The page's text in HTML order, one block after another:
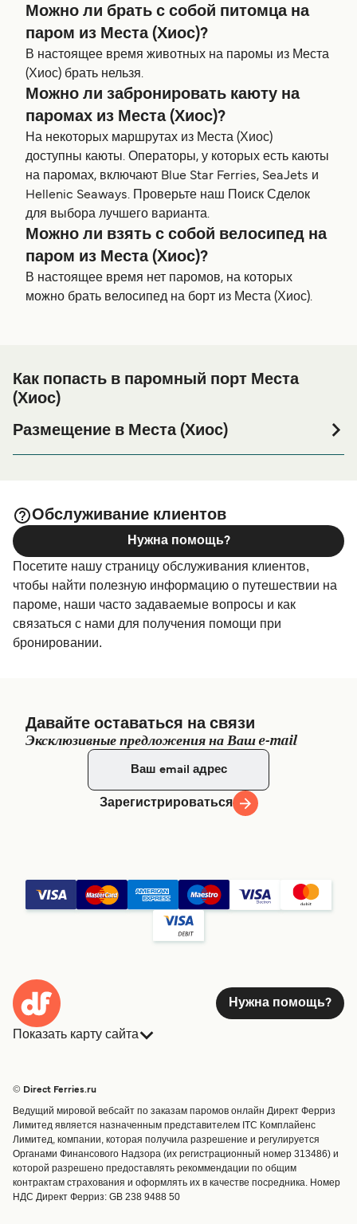
Можно ли брать с собой питомца на
паром из Места (Хиос)?
В настоящее время животных на паромы из Места
(Хиос) брать нельзя.
Можно ли забронировать каюту на
паромах из Места (Хиос)?
На некоторых маршрутах из Места (Хиос)
доступны каюты. Операторы, у которых есть каюты
на паромах, включают Blue Star Ferries, SeaJets и
Hellenic Seaways. Проверьте наш Поиск Сделок
для выбора лучшего варианта.
Можно ли взять с собой велосипед на
паром из Места (Хиос)?
В настоящее время нет паромов, на которых
можно брать велосипед на борт из Места (Хиос).
Как попасть в паромный порт Места
(Хиос)
Размещение в Места (Хиос)
весь период поездки, пожалуйста, зайдите на нашу
страницуРазмещение в Места (Хиос), где вы найдете
самый широкий выбор и самые выгодные цены.
Обслуживание клиентов
Посетите нашу страницу обслуживания клиентов,
чтобы найти полезную информацию о путешествии на
пароме, наши часто задаваемые вопросы и как
связаться с нами для получения помощи при
бронировании.
Нужна помощь?
Давайте оставаться на связи
Эксклюзивные предложения на Ваш e-mail
Зарегистрироваться
Нужна помощь?
Показать карту сайта
Страны
Обслуживание клиентов
Операторы
Маршруты и порты
Special Offers
Предлагает
Паромные билеты
Грузоперевозки
© Direct Ferries.ru
Ведущий мировой вебсайт по заказам паромов онлайн Директ Ферриз
Лимитед является назначенным представителем ITC Комплайенс
Лимитед, компании, которая получила разрешение и регулируется
Органами Финансового Надзора (их регистрационный номер 313486) и
которой разрешено предоставлять рекоммендации по общим
контрактам страхования и оформлять их в качестве посредника. Номер
НДС Директ Ферриз: GB 238 9488 50